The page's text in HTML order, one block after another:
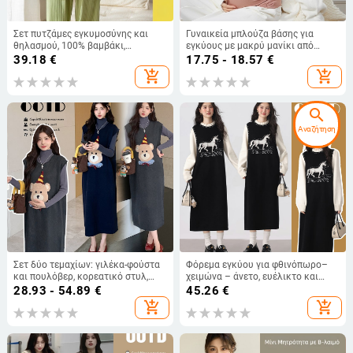
Σετ πυτζάμες εγκυμοσύνης και
θηλασμού, 100% βαμβάκι,
κορεατικό στυλ, 161–180 g/m2,
39.18 €
add_shopping_cart
Γυναικεία μπλούζα βάσης για
εγκύους με μακρύ μανίκι από
Modal, κατάλληλη για άνοιξη/
17.75 - 18.57 €
add_shopping_cart
Σετ δύο τεμαχίων: γιλέκα-φούστα
και πουλόβερ, κορεατικό στυλ,
κεντημένο μοτίβο αρκούδας,
ακρυλικό νήμα, φθινοπωρινό-
χειμερινό 2025
28.93 - 54.89 €
add_shopping_cart
Φόρεμα εγκύου για φθινόπωρο–
χειμώνα – άνετο, ευέλικτο και
κολακευτικό, χωρίς μανίκια,
πλεκτό φόρεμα με στρογγυλή
λαιμόκοψη, καθημερινό
45.26 €
add_shopping_cart
search
Αναζήτηση